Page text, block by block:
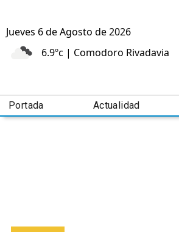
Jueves 6deAgosto de 2026
6.9ºc | Comodoro Rivadavia
Portada Actualidad